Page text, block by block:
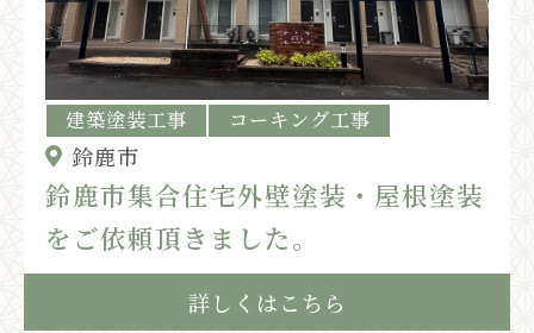
建築塗装工事 コーキング工事
鈴鹿市
鈴鹿市集合住宅外壁塗装・屋根塗装
をご依頼頂きました。
詳しくはこちら